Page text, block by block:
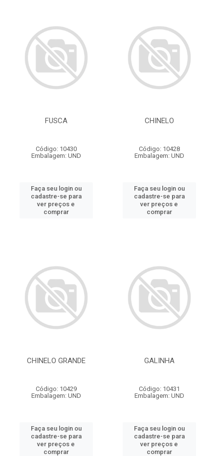
FUSCA
Código: 10430
Embalagem: UND
Faça seu login ou
cadastre-se para
ver preços e
comprar
CHINELO
Código: 10428
Embalagem: UND
Faça seu login ou
cadastre-se para
ver preços e
comprar
CHINELO GRANDE
Código: 10429
Embalagem: UND
Faça seu login ou
cadastre-se para
ver preços e
comprar
GALINHA
Código: 10431
Embalagem: UND
Faça seu login ou
cadastre-se para
ver preços e
comprar